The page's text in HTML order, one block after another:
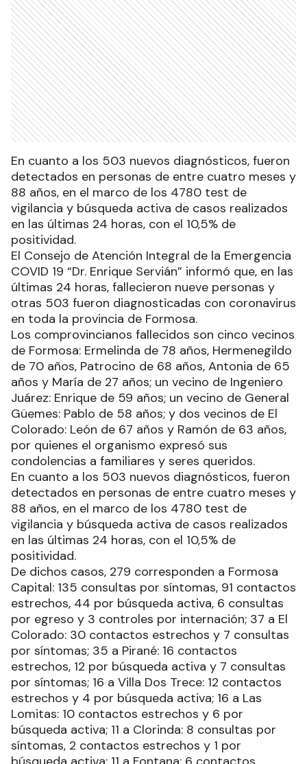
En cuanto a los 503 nuevos diagnósticos, fueron
detectados en personas de entre cuatro meses y
88 años, en el marco de los 4780 test de
vigilancia y búsqueda activa de casos realizados
en las últimas 24 horas, con el 10,5% de
positividad.
El Consejo de Atención Integral de la Emergencia
COVID 19 “Dr. Enrique Servián” informó que, en las
últimas 24 horas, fallecieron nueve personas y
otras 503 fueron diagnosticadas con coronavirus
en toda la provincia de Formosa.
Los comprovincianos fallecidos son cinco vecinos
de Formosa: Ermelinda de 78 años, Hermenegildo
de 70 años, Patrocino de 68 años, Antonia de 65
años y María de 27 años; un vecino de Ingeniero
Juárez: Enrique de 59 años; un vecino de General
Güemes: Pablo de 58 años; y dos vecinos de El
Colorado: León de 67 años y Ramón de 63 años,
por quienes el organismo expresó sus
condolencias a familiares y seres queridos.
En cuanto a los 503 nuevos diagnósticos, fueron
detectados en personas de entre cuatro meses y
88 años, en el marco de los 4780 test de
vigilancia y búsqueda activa de casos realizados
en las últimas 24 horas, con el 10,5% de
positividad.
De dichos casos, 279 corresponden a Formosa
Capital: 135 consultas por síntomas, 91 contactos
estrechos, 44 por búsqueda activa, 6 consultas
por egreso y 3 controles por internación; 37 a El
Colorado: 30 contactos estrechos y 7 consultas
por síntomas; 35 a Pirané: 16 contactos
estrechos, 12 por búsqueda activa y 7 consultas
por síntomas; 16 a Villa Dos Trece: 12 contactos
estrechos y 4 por búsqueda activa; 16 a Las
Lomitas: 10 contactos estrechos y 6 por
búsqueda activa; 11 a Clorinda: 8 consultas por
síntomas, 2 contactos estrechos y 1 por